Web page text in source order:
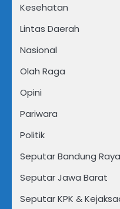
Kesehatan
Lintas Daerah
Nasional
Olah Raga
Opini
Pariwara
Politik
Seputar Bandung Raya
Seputar Jawa Barat
Seputar KPK &